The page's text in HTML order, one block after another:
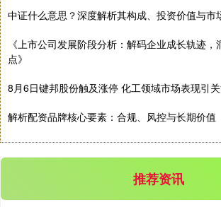
中证什么意思？深度解析其构成、投资价值与市
《上市公司发展阶段分析：解码企业成长轨迹
点》
8月6日键邦股份触及涨停 化工领域市场表现引
解析配资品牌核心要素：合规、风控与长期价值
推荐资讯